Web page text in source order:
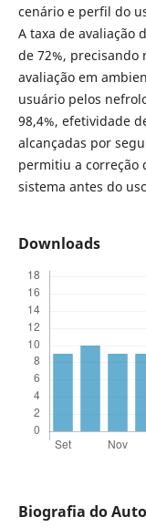
cenário e perfil do
A taxa de avaliação
de 72%, precisando
avaliação em
usuário pelos
98,4%, efetividade
alcançadas por
permitiu a correção
sistema antes do
Downloads
Biografia do